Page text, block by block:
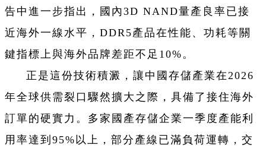
告中進一步指出，國內3D NAND量產良率已接
近海外一線水平，DDR5產品在性能、功耗等關
鍵指標上與海外品牌差距不足10%。
正是這份技術積澱，讓中國存儲產業在2026
年全球供需裂口驟然擴大之際，具備了接住海外
訂單的硬實力。多家國產存儲企業一季度產能利
用率達到95%以上，部分產線已滿負荷運轉，交